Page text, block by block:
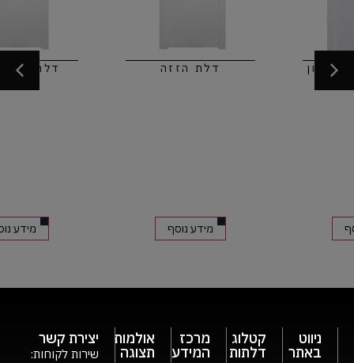
דלת הזזה לכיס
ניווט
באתר
קטלוג
דלתות
מרכז
המידע
אולמות
תצוגה
יצירת קשר
שירות לקוחות: